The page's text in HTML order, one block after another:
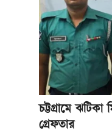
চট্টগ্রামে
গ্রেফতার